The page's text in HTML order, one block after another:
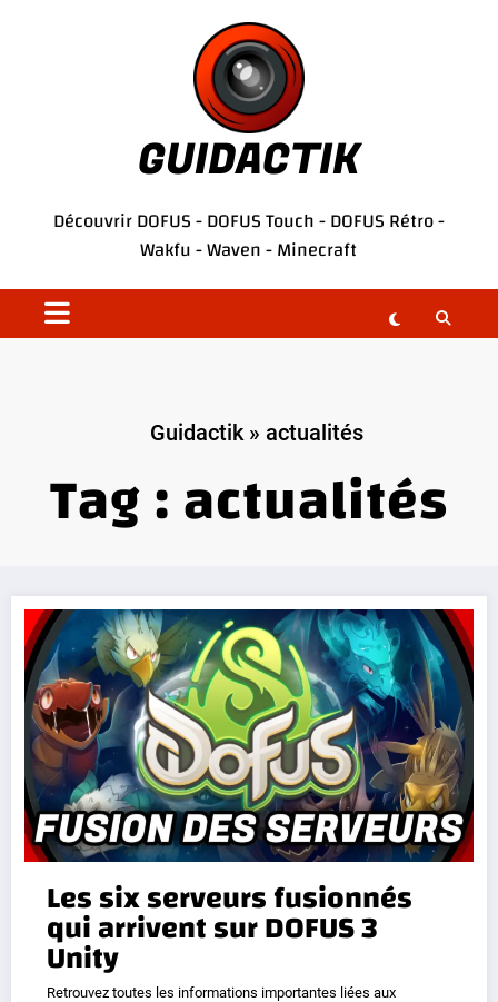
GUIDACTIK
DécouvrirDOFUS-DOFUS Touch-DOFUS Rétro-
Wakfu-Waven-Minecraft
Guidactik» actualités
Tag : actualités
Les six serveurs fusionnés
qui arrivent sur DOFUS 3
Unity
Retrouvez toutes les informations importantes liées aux